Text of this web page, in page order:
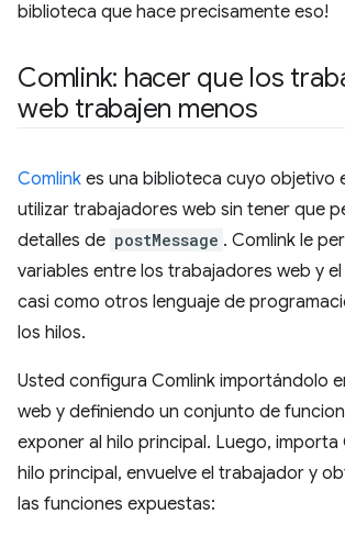
biblioteca que hace precisamente eso!
Comlink: hacer que los
web trabajen menos
Comlink es una biblioteca cuyo objetivo
utilizar trabajadores web sin tener que
detalles de postMessage . Comlink le
variables entre los trabajadores web y
casi como otros lenguaje de
los hilos.
Usted configura Comlink importándolo
web y definiendo un conjunto de
exponer al hilo principal. Luego, importa
hilo principal, envuelve el trabajador y
las funciones expuestas: